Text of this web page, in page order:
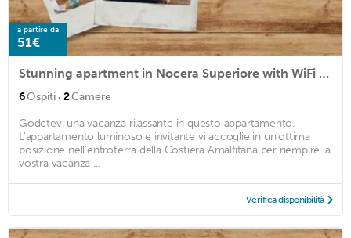
a partire da
51€
Stunning apartment in Nocera Superiore with WiFi and 2 Bedrooms
6Ospiti · 2Camere
Godetevi una vacanza rilassante in questo appartamento.
L'appartamento luminoso e invitante vi accoglie in un'ottima
posizione nell'entroterra della Costiera Amalfitana per riempire la
vostra vacanza ...
Verifica disponibilità